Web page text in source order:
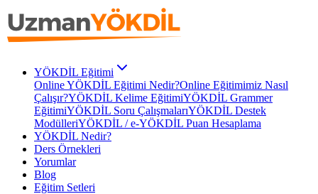
YÖKDİL Eğitimi
Online YÖKDİL Eğitimi Nedir?Online Eğitimimiz Nasıl
Çalışır?YÖKDİL Kelime EğitimiYÖKDİL Grammer
EğitimiYÖKDİL Soru ÇalışmalarıYÖKDİL Destek
ModülleriYÖKDİL / e-YÖKDİL Puan Hesaplama
YÖKDİL Nedir?
Ders Örnekleri
Yorumlar
Blog
Eğitim Setleri